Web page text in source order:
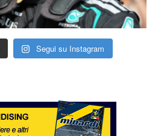
Segui su Instagram